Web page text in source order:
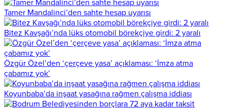
Tamer Mandalinci’den sahte hesap uyarısı
Bitez Kavşağı’nda lüks otomobil börekçiye girdi: 2 yaralı
Özgür Özel’den ‘çerçeve yasa’ açıklaması: ‘İmza atma
çabamız yok’
Koyunbaba’da inşaat yasağına rağmen çalışma iddiası